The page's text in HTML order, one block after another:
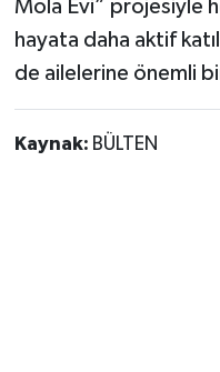
Mola Evi” projesiyle
hayata daha aktif
de ailelerine önemli
Kaynak: BÜLTEN